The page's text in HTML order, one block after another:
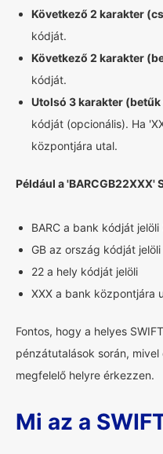
Következő 2 karakter
kódját.
Következő 2 karakter
kódját.
Utolsó 3 karakter
kódját (opcionális). Ha
központjára utal.
Például a 'BARCGB22XXX'
BARC a bank kódját jelöli
GB az ország kódját
22 a hely kódját jelöli
XXX a bank központjára
Fontos, hogy a helyes
pénzátutalások során,
megfelelő helyre érkezzen.
Mi az a